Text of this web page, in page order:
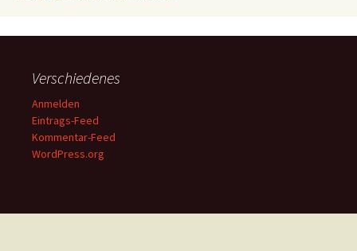
Verschiedenes
Anmelden
Eintrags-Feed
Kommentar-Feed
WordPress.org